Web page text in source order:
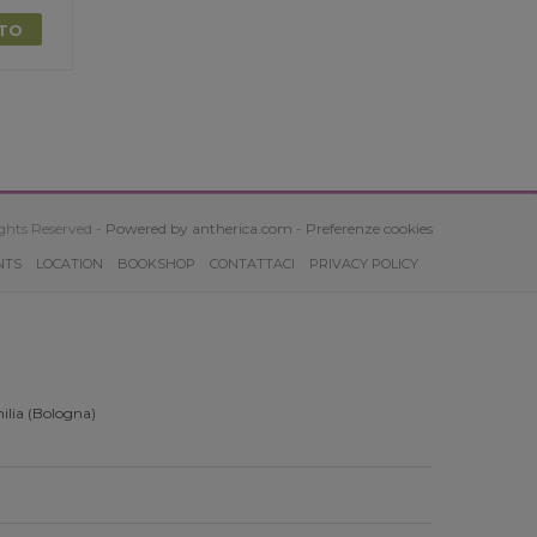
Reserved - Powered by antherica.com - Preferenze cookies
LOCATION BOOKSHOP CONTATTACI PRIVACY POLICY
(Bologna)